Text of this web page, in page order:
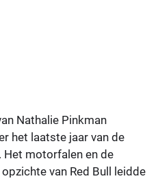
Nathalie Pinkman
het laatste jaar van de
Het motorfalen en de
van Red Bull leidde